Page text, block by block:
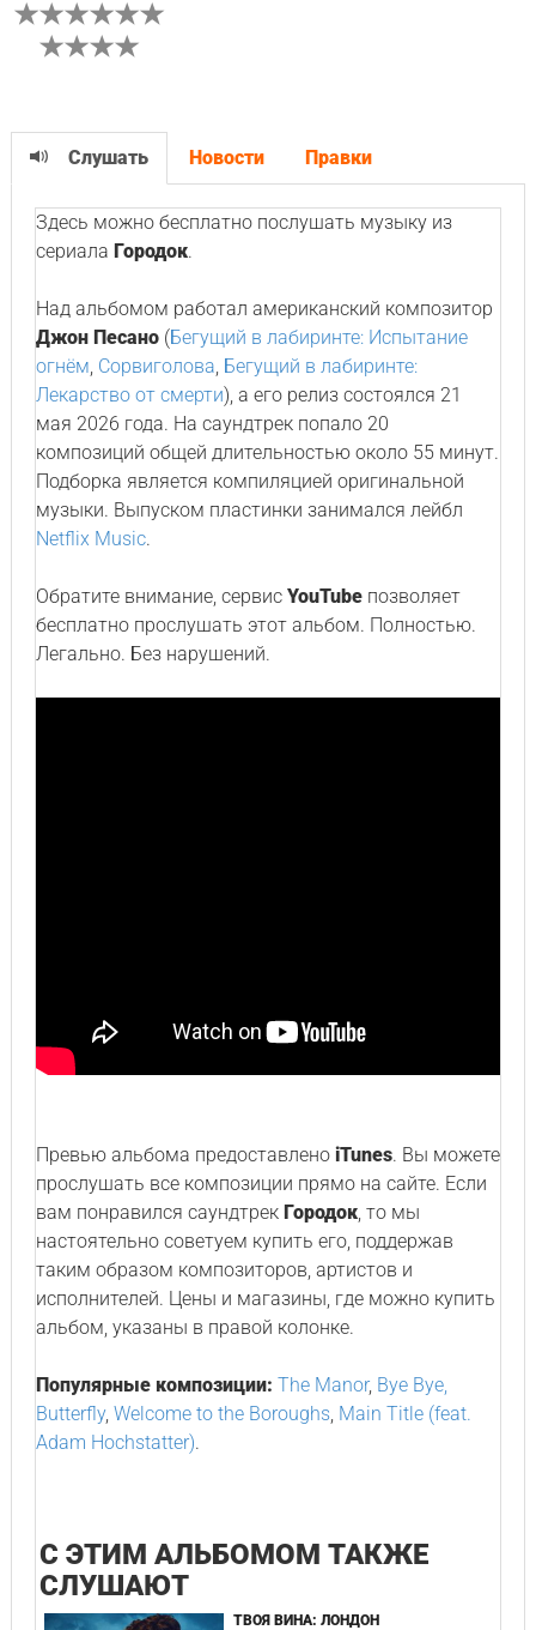
Слушать Новости Правки
Здесь можно бесплатно послушать музыку из
сериала Городок.
Над альбомом работал американский композитор
Джон Песано(Бегущий в лабиринте: Испытание
огнём, Сорвиголова, Бегущий в лабиринте:
Лекарство от смерти), а его релиз состоялся 21
мая 2026 года. На саундтрек попало 20
композиций общей длительностью около 55 минут.
Подборка является компиляцией оригинальной
музыки. Выпуском пластинки занимался лейбл
Netflix Music.
Обратите внимание, сервис YouTubeпозволяет
бесплатно прослушать этот альбом. Полностью.
Легально. Без нарушений.
Превью альбома предоставлено iTunes. Вы можете
прослушать все композиции прямо на сайте. Если
вам понравился саундтрек Городок, то мы
настоятельно советуем купить его, поддержав
таким образом композиторов, артистов и
исполнителей. Цены и магазины, где можно купить
альбом, указаны в правой колонке.
Популярные композиции: The Manor, Bye Bye,
Butterfly, Welcome to the Boroughs, Main Title (feat.
Adam Hochstatter).
С ЭТИМ АЛЬБОМОМ ТАКЖЕ
СЛУШАЮТ
ТВОЯ ВИНА: ЛОНДОН